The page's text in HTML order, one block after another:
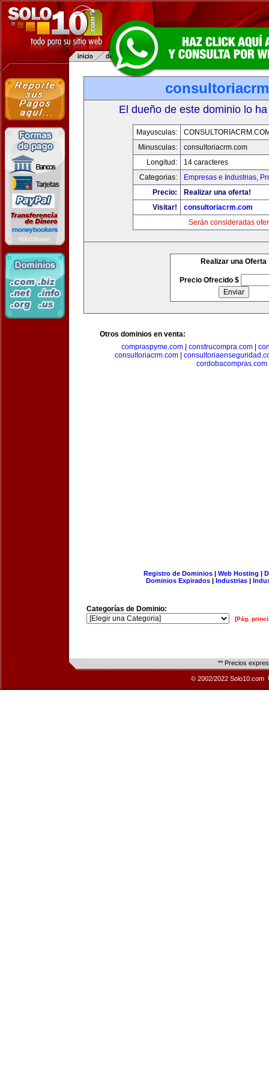
El dueño de este dominio lo
Mayusculas:
Minusculas:
consultoriacrm.com
Longitud:
14 caracteres
Categorias:
Empresas e Industrias,
Precio:
Realizar una oferta!
Visitar!
consultoriacrm.com
Serán consideradas
Realizar una Oferta
Precio Ofrecido $
Otros dominios en venta:
compraspyme.com
construcompra.com
consultoriacrm.com|
cordobacompras.com
Registro de Dominios| Web Hosting |
Dominios Expirados | Industrias |
Categorías de Dominio:
[Pág.
** Precios
© 2002/2022 Solo10.com